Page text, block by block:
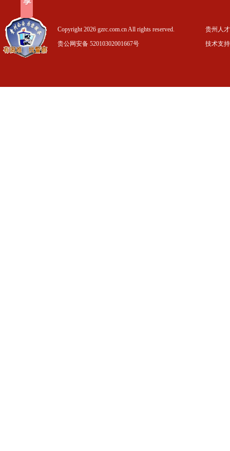
Copyright 2026 gzrc.com.cn All rights reserved.
贵公网安备 52010302001667号
贵州人
技术支